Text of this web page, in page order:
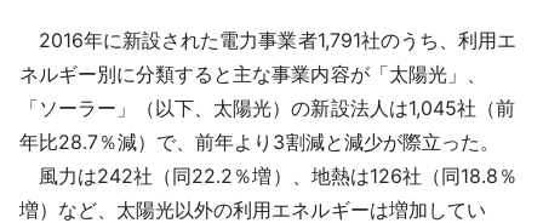
2016年に新設された電力事業者1,791社のうち、利用エ
ネルギー別に分類すると主な事業内容が「太陽光」、
「ソーラー」（以下、太陽光）の新設法人は1,045社（前
年比28.7％減）で、前年より3割減と減少が際立った。
風力は242社（同22.2％増）、地熱は126社（同18.8％
増）など、太陽光以外の利用エネルギーは増加してい